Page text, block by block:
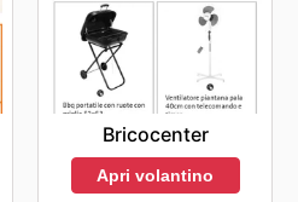
Bricocenter
Apri volantino